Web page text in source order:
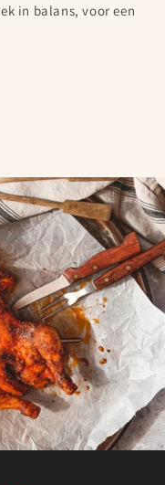
in balans, voor een